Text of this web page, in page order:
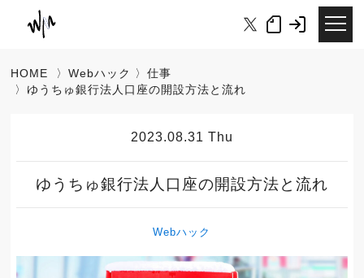
HOME 〉Webハック 〉仕事
〉ゆうちゅ銀行法人口座の開設方法と流れ
2023.08.31 Thu
ゆうちゅ銀行法人口座の開設方法と流れ
Webハック